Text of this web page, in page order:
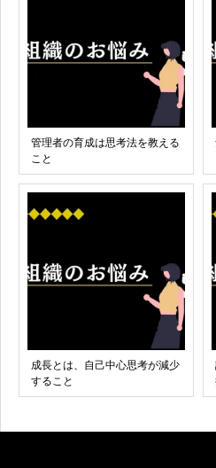
管理者の育成は思考法を教える
こと
成長とは、自己中心思考が減少
すること